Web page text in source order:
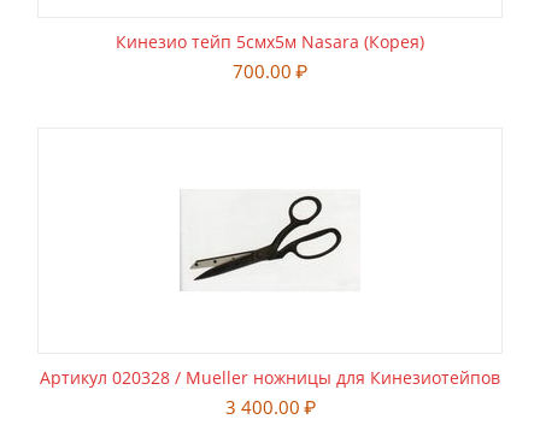
Кинезио тейп 5смx5м Nasara (Корея)
700.00 ₽
Артикул 020328 / Mueller ножницы для Кинезиотейпов
3 400.00 ₽